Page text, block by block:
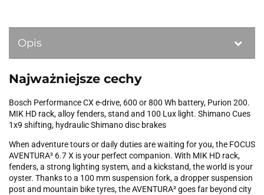
Opis
Najważniejsze cechy
Bosch Performance CX e-drive, 600 or 800 Wh battery, Purion 200.
MIK HD rack, alloy fenders, stand and 100 Lux light. Shimano Cues
1x9 shifting, hydraulic Shimano disc brakes
When adventure tours or daily duties are waiting for you, the FOCUS
AVENTURA² 6.7 X is your perfect companion. With MIK HD rack,
fenders, a strong lighting system, and a kickstand, the world is your
oyster. Thanks to a 100 mm suspension fork, a dropper suspension
post and mountain bike tyres, the AVENTURA² goes far beyond city